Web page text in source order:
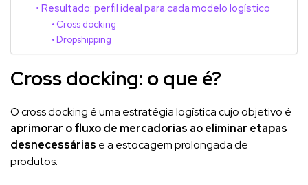
Resultado: perfil ideal para cada modelo logístico
Cross docking
Dropshipping
Cross docking: o que é?
O cross docking é uma estratégia logística cujo objetivo é
aprimorar o fluxo de mercadorias ao eliminar etapas
desnecessárias e a estocagem prolongada de
produtos.